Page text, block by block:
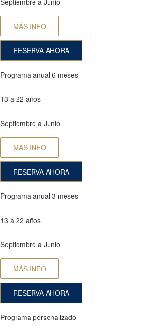
Septiembre a Junio
MÁS INFO
RESERVA AHORA
Programa anual 6 meses
13 a 22 años
Septiembre a Junio
MÁS INFO
RESERVA AHORA
Programa anual 3 meses
13 a 22 años
Septiembre a Junio
MÁS INFO
RESERVA AHORA
Programa personalizado